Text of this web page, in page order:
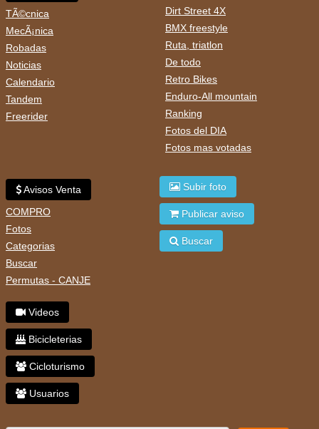
TÃ©cnica
MecÃ¡nica
Robadas
Noticias
Calendario
Tandem
Freerider
Dirt Street 4X
BMX freestyle
Ruta, triatlon
De todo
Retro Bikes
Enduro-All mountain
Ranking
Fotos del DIA
Fotos mas votadas
Avisos Venta
COMPRO
Fotos
Categorias
Buscar
Permutas - CANJE
Videos
Bicicleterias
Cicloturismo
Usuarios
Subir foto
Publicar aviso
Buscar